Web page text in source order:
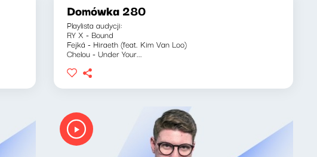
Domówka 280
Playlista audycji:
RY X - Bound
Fejká - Hiraeth (feat. Kim Van Loo)
Chelou - Under Your...